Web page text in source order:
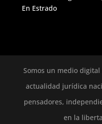
En Estrado
Somos un medio
actualidad jurídica
pensadores,
en la